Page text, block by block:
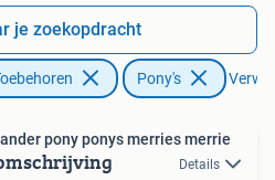
je zoekopdracht
Pony's
pony ponys merries merrie
Details